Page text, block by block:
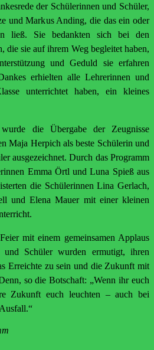
der Schülerinnen und Schüler,
und Markus Anding, die das ein oder
ließ. Sie bedankten sich bei den
die sie auf ihrem Weg begleitet haben,
und Geduld sie erfahren
erhielten alle Lehrerinnen und
unterrichtet haben, ein kleines
die Übergabe der Zeugnisse
Maja Herpich als beste Schülerin und
ausgezeichnet. Durch das Programm
Emma Örtl und Luna Spieß aus
die Schülerinnen Lina Gerlach,
und Elena Mauer mit einer kleinen
mit einem gemeinsamen Applaus
und Schüler wurden ermutigt, ihren
Erreichte zu sein und die Zukunft mit
so die Botschaft: „Wenn ihr euch
Zukunft euch leuchten – auch bei